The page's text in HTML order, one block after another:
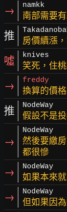
→ namkk
南部需要
推 房價續漲
噓 knives
笑死，住
→ freddy
換算的價
推 NodeWay
假設不是
→
NodeWay
然後要繳
都很慘
→ NodeWay
如果本來
→ NodeWay
但如果因